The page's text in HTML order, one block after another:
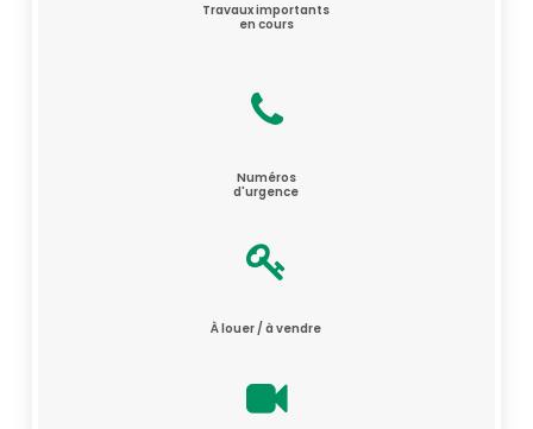
Travaux importants
en cours
Numéros
d'urgence
À louer / à vendre